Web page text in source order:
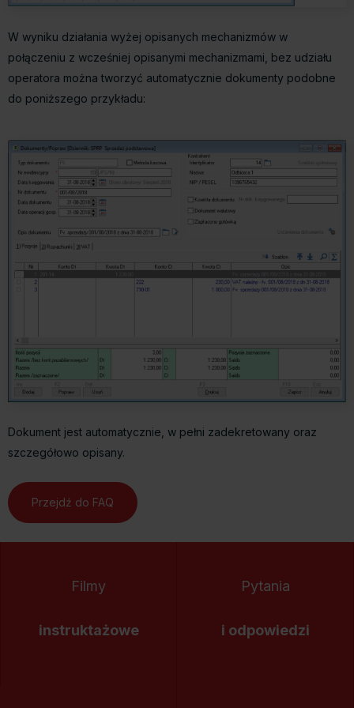
W wyniku działania wyżej opisanych mechanizmów w
połączeniu z wcześniej opisanymi mechanizmami, bez udziału
operatora można tworzyć automatycznie dokumenty podobne
do poniższego przykładu:
Dokument jest automatycznie, w pełni zadekretowany oraz
szczegółowo opisany.
Przejdź do FAQ
Filmy
instruktażowe
Pytania
i odpowiedzi